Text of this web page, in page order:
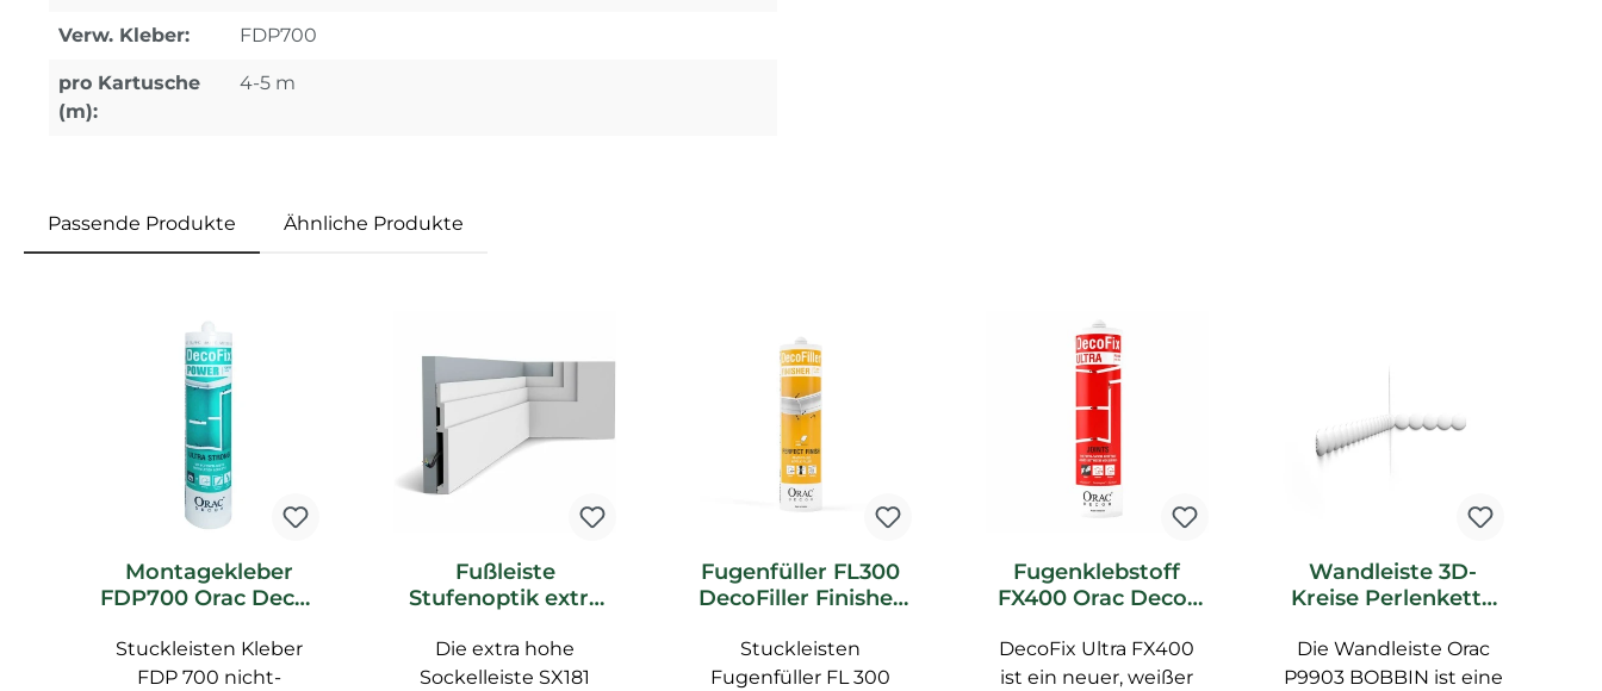
Verw. Kleber: FDP700
pro Kartusche
(m):
4-5 m
Passende Produkte Ähnliche Produkte
Montagekleber
FDP700 Orac Decor
Kleber für
Feuchträume
Stuckleisten Kleber
FDP 700 nicht-
Fußleiste
Stufenoptik extra
LINE Orac Decor
Deckenleiste
Die extra hohe
Sockelleiste SX181
Fugenfüller FL300
DecoFiller Finisher
Stuckleisten
Fugenfüller FL 300
Fugenklebstoff
FX400 Orac Decor
DecoFix Ultra FX400
ist ein neuer, weißer
Wandleiste 3D-
Kreise Perlenkette
Orac Stuckleiste
Die Wandleiste Orac
P9903 BOBBIN ist eine